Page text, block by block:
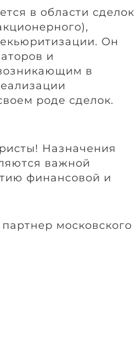
в области сделок
Он
и
в
роде сделок.
Назначения
важной
финансовой и
московского